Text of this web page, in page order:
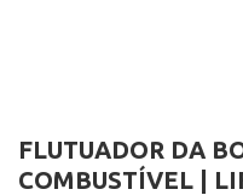
FLUTUADOR DA
COMBUSTÍVEL |